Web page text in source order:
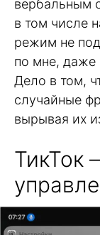
вербальным
в том числе
режим не
по мне, даже
Дело в том,
случайные
вырывая их
ТикТок